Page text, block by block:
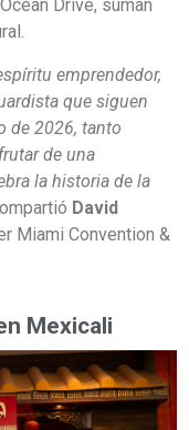
Drive, suman
emprendedor,
que siguen
de 2026, tanto
de una
la historia de la
David
Miami Convention &
Mexicali